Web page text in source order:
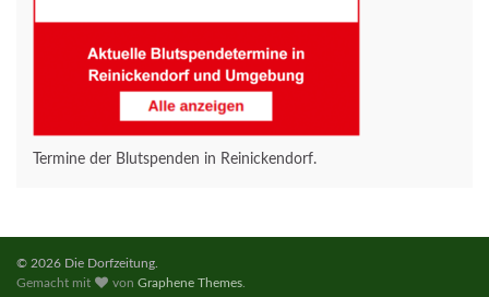
Termine der Blutspenden in Reinickendorf.
© 2026 Die Dorfzeitung.
Gemacht mit
vonGraphene Themes